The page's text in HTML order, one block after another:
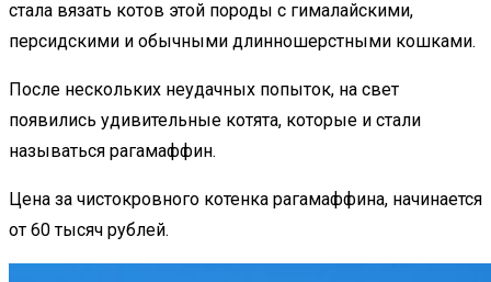
стала вязать котов этой породы с гималайскими,
персидскими и обычными длинношерстными кошками.
После нескольких неудачных попыток, на свет
появились удивительные котята, которые и стали
называться рагамаффин.
Цена за чистокровного котенка рагамаффина, начинается
от 60 тысяч рублей.